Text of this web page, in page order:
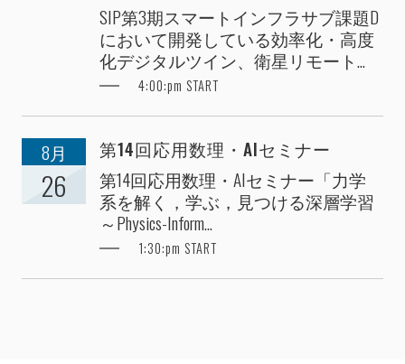
SIP第3期スマートインフラサブ課題D
において開発している効率化・高度
化デジタルツイン、衛星リモート...
4:00:pm START
8月
26
第14回応用数理・AIセミナー
第14回応用数理・AIセミナー「力学
系を解く，学ぶ，見つける深層学習
～Physics-Inform...
1:30:pm START